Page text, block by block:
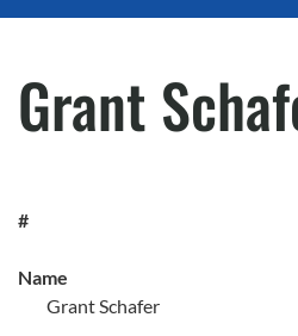
Grant
#
Name
Grant Schafer